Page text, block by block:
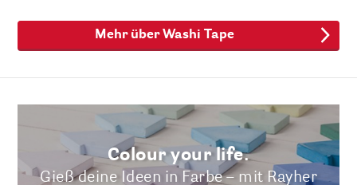
Mehr über Washi Tape
Colour your life.
Gieß deine Ideen in Farbe – mit Rayher